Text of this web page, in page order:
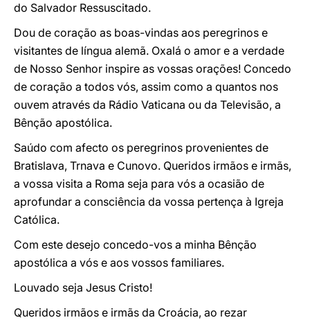
do Salvador Ressuscitado.
Dou de coração as boas-vindas aos peregrinos e
visitantes de língua alemã. Oxalá o amor e a verdade
de Nosso Senhor inspire as vossas orações! Concedo
de coração a todos vós, assim como a quantos nos
ouvem através da Rádio Vaticana ou da Televisão, a
Bênção apostólica.
Saúdo com afecto os peregrinos provenientes de
Bratislava, Trnava e Cunovo. Queridos irmãos e irmãs,
a vossa visita a Roma seja para vós a ocasião de
aprofundar a consciência da vossa pertença à Igreja
Católica.
Com este desejo concedo-vos a minha Bênção
apostólica a vós e aos vossos familiares.
Louvado seja Jesus Cristo!
Queridos irmãos e irmãs da Croácia, ao rezar